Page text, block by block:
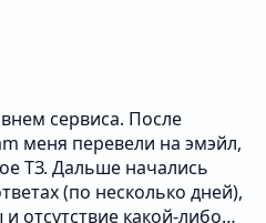
сервиса. После
меня перевели на эмэйл,
ТЗ. Дальше начались
(по несколько дней),
отсутствие какой-либо